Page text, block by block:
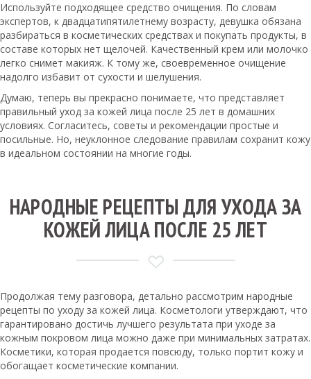
Используйте подходящее средство очищения. По словам
экспертов, к двадцатипятилетнему возрасту, девушка обязана
разбираться в косметических средствах и покупать продукты, в
составе которых нет щелочей. Качественный крем или молочко
легко снимет макияж. К тому же, своевременное очищение
надолго избавит от сухости и шелушения.
Думаю, теперь вы прекрасно понимаете, что представляет
правильный уход за кожей лица после 25 лет в домашних
условиях. Согласитесь, советы и рекомендации простые и
посильные. Но, неуклонное следование правилам сохранит кожу
в идеальном состоянии на многие годы.
НАРОДНЫЕ РЕЦЕПТЫ ДЛЯ УХОДА ЗА
КОЖЕЙ ЛИЦА ПОСЛЕ 25 ЛЕТ
Продолжая тему разговора, детально рассмотрим народные
рецепты по уходу за кожей лица. Косметологи утверждают, что
гарантировано достичь лучшего результата при уходе за
кожным покровом лица можно даже при минимальных затратах.
Косметики, которая продается повсюду, только портит кожу и
обогащает косметические компании.